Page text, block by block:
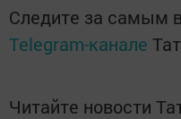
Следите за самым
Telegram-канале
Читайте новости